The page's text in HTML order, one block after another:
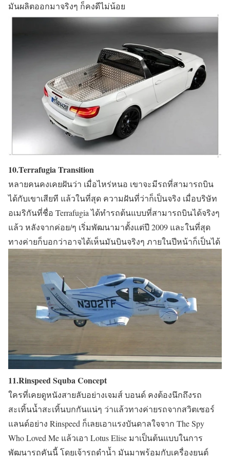
มันผลิตออกมาจริงๆ ก็คงดีไม่น้อย
10.Terrafugia Transition
หลายคนคงเคยฝันว่า เมื่อไหร่หนอ เขาจะมีรถที่สามารถบิน
ได้กับเขาเสียที แล้วในที่สุด ความฝันที่ว่าก็เป็นจริง เมื่อบริษัท
อเมริกันที่ชื่อ Terrafugia ได้ทำรถต้นแบบที่สามารถบินได้จริงๆ
แล้ว หลังจากค่อย/ๆ เริ่มพัฒนามาตั้งแต่ปี 2009 และในที่สุด
ทางค่ายก็บอกว่าอาจได้เห็นมันบินจริงๆ ภายในปีหน้าก็เป็นได้
11.Rinspeed Squba Concept
ใครที่เคยดูหนังสายลับอย่างเจมส์ บอนด์ คงต้องนึกถึงรถ
สะเทิ้นน้ำสะเทิ้นบกกันแน่ๆ ว่าแล้วทางค่ายรถจากสวิตเซอร์
แลนด์อย่าง Rinspeed ก็เลยเอาแรงบันดาลใจจาก The Spy
Who Loved Me แล้วเอา Lotus Elise มาเป็นต้นแบบในการ
พัฒนารถคันนี้ โดยเจ้ารถดำน้ำ มันมาพร้อมกับเครื่องยนต์